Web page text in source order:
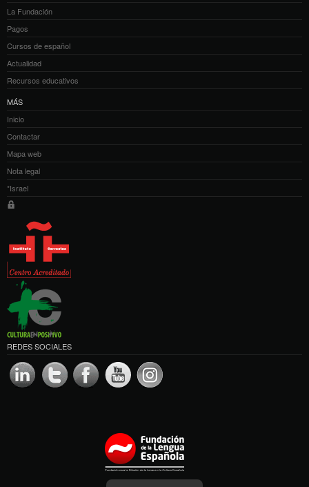
La Fundación
Pagos
Cursos de español
Actualidad
Recursos educativos
MÁS
Inicio
Contactar
Mapa web
Nota legal
*Israel
REDES SOCIALES